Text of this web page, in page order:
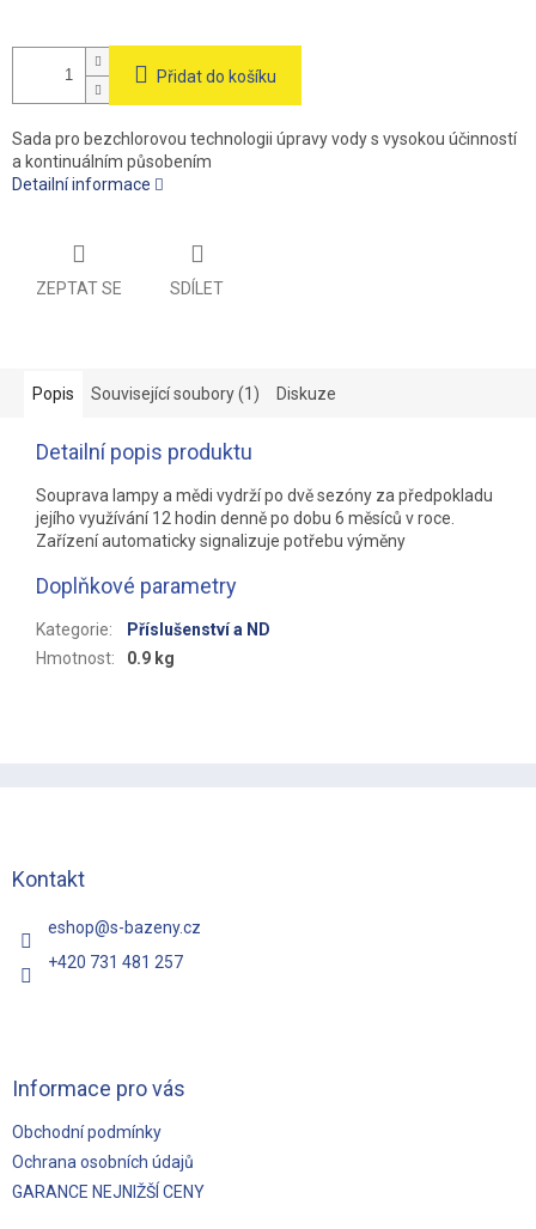
Přidat do košíku
Sada pro bezchlorovou technologii úpravy vody s vysokou účinností
a kontinuálním působením
Detailní informace
ZEPTAT SE SDÍLET
Popis Související soubory (1) Diskuze
Detailní popis produktu
Souprava lampy a mědi vydrží po dvě sezóny za předpokladu
jejího využívání 12 hodin denně po dobu 6 měsíců v roce.
Zařízení automaticky signalizuje potřebu výměny
Doplňkové parametry
Kategorie:
Příslušenství a ND
Hmotnost: 0.9 kg
Kontakt
eshop@s-bazeny.cz
+420 731 481 257
Informace pro vás
Obchodní podmínky
Ochrana osobních údajů
GARANCE NEJNIŽŠÍ CENY